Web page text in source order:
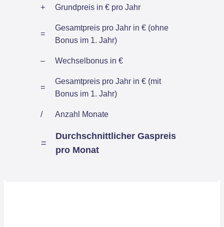
+ Grundpreis in € pro Jahr
=
Gesamtpreis pro Jahr in € (ohne
Bonus im 1. Jahr)
– Wechselbonus in €
=
Gesamtpreis pro Jahr in € (mit
Bonus im 1. Jahr)
/ Anzahl Monate
=
Durchschnittlicher Gaspreis
pro Monat